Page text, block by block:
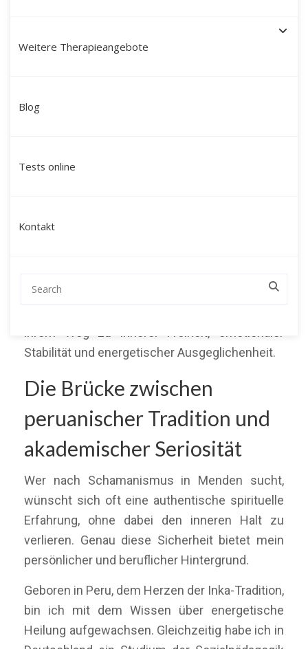
Weitere Therapieangebote
Blog
Tests online
Kontakt
Menden: Ihr Weg zu
Veränderung, die über klassische
Menden und Umgebung sowie
Stabilität und energetischer Ausgeglichenheit.
Die Brücke zwischen
peruanischer Tradition und
akademischer Seriosität
Wer nach Schamanismus in Menden sucht,
wünscht sich oft eine authentische spirituelle
Erfahrung, ohne dabei den inneren Halt zu
verlieren. Genau diese Sicherheit bietet mein
persönlicher und beruflicher Hintergrund.
Geboren in Peru, dem Herzen der Inka-Tradition,
bin ich mit dem Wissen über energetische
Heilung aufgewachsen. Gleichzeitig habe ich in